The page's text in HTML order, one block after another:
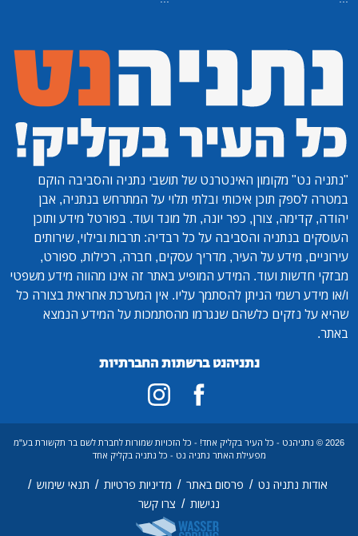
"נתניה נט" מקומון האינטרנט של תושבי נתניה והסביבה הוקם
במטרה לספק תוכן איכותי ובלתי תלוי על המתרחש בנתניה, אבן
יהודה, קדימה, צורן, כפר יונה, תל מונד ועוד. בפורטל מידע ותוכן
העוסקים בנתניה והסביבה על כל רבדיה: תרבות ובילוי, שירותים
עירוניים, מידע על העיר, מדריך עסקים, חברה, רכילות, ספורט,
מבזקי חדשות ועוד. המידע המופיע באתר זה אינו מהווה מידע משפטי
ו/או מידע רשמי הניתן להסתמך עליו. אין המערכת אחראית בצורה כל
שהיא על נזקים כלשהם שנגרמו מהסתמכות על המידע הנמצא
באתר.
נתניהנט ברשתות החברתיות
2026 © נתניהנט - כל העיר בקליק אחד! - כל הזכויות שמורות לחברת לשם בר תקשורת בע"מ
מפעילת האתר נתניה נט - כל נתניה בקליק אחד
אודות נתניה נט / פרסום באתר / מדיניות פרטיות / תנאי שימוש /
נגישות / צרו קשר